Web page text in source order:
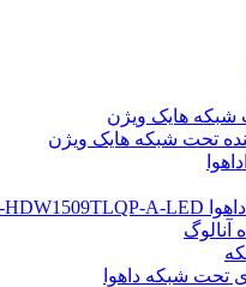
شبکه هایک ویژن
تحت شبکه هایک ویژن
داهوا
آنالوگ
تحت شبکه داهوا